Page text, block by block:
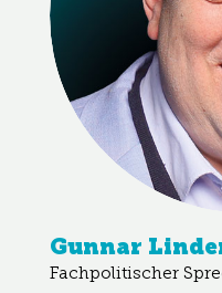
Gunnar
Fachpolitischer